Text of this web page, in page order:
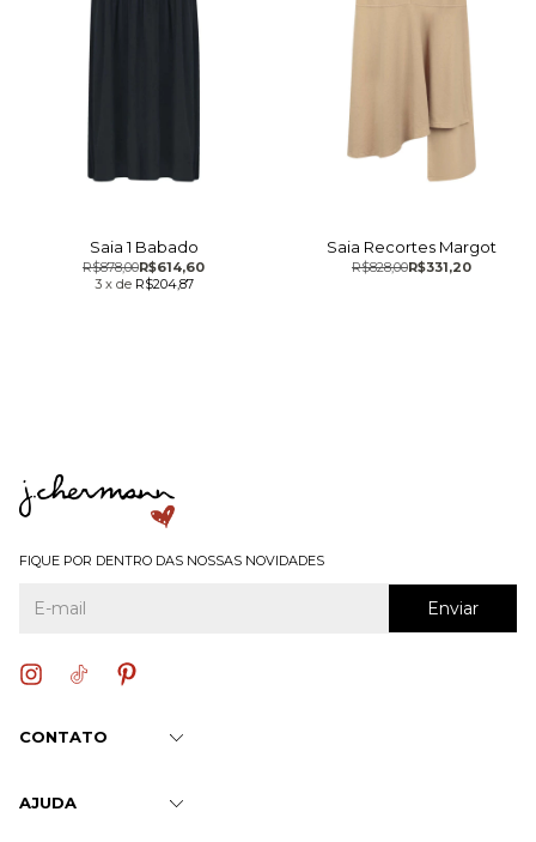
Saia 1 Babado
R$614,60
R$878,00
3 x de R$204,87
Saia Recortes Margot
R$331,20
R$828,00
FIQUE POR DENTRO DAS NOSSAS NOVIDADES
CONTATO
AJUDA